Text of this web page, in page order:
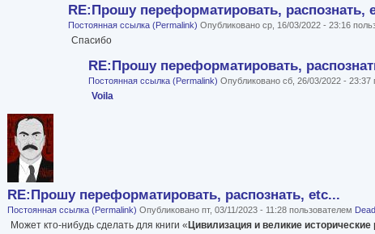
RE:Прошу переформатировать, распознать,
Постоянная ссылка (Permalink) Опубликовано ср, 16/03/2022 - 23:16
Спасибо
RE:Прошу переформатировать,
Постоянная ссылка (Permalink) Опубликовано сб, 26/03/2022 - 23:37
Voila
RE:Прошу переформатировать, распознать, etc...
Постоянная ссылка (Permalink) Опубликовано пт, 03/11/2023 - 11:28 пользователем
Может кто-нибудь сделать для книги « Цивилизация и великие исторические